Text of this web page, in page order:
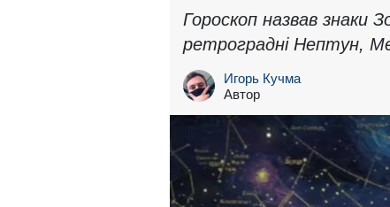
Гороскоп назвав знаки
ретроградні Нептун,
Игорь Кучма
Автор